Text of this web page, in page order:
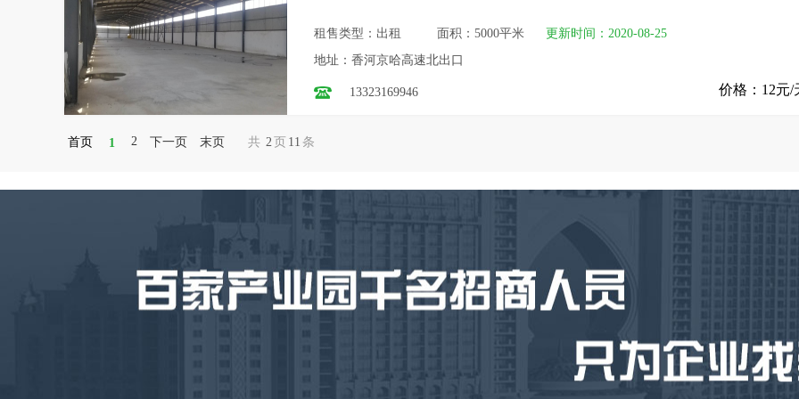
租售类型：出租 面积：5000平米
更新时间：2020-08-25
地址：香河京哈高速北出口
13323169946 价格：12元/
首页 1 2 下一页 末页 共 2 页 11 条